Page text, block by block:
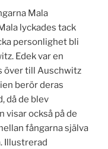
Mala
lyckades tack
personlighet bli
Edek var en
över till Auschwitz
berör deras
då de blev
också på de
fångarna själva
Illustrerad